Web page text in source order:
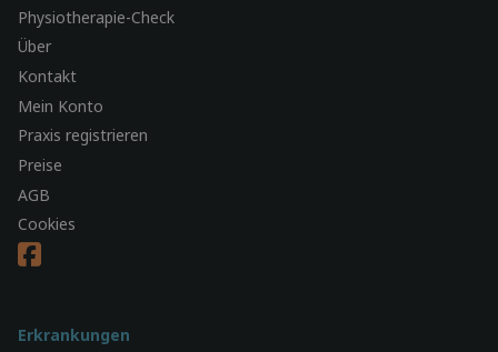
Physiotherapie-Check
Über
Kontakt
Mein Konto
Praxis registrieren
Preise
AGB
Cookies
Erkrankungen